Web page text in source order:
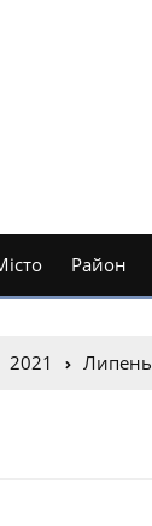
Район
2021 Липень